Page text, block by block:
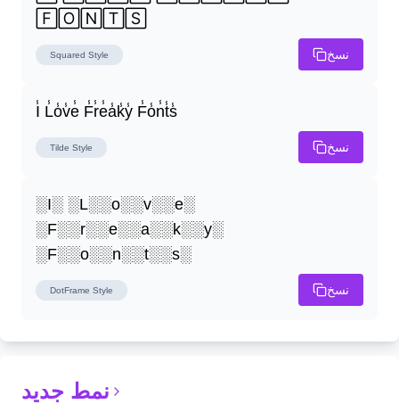
🄵🄾🄽🅃🅂
Squared Style نسخ
I̾ L̾o̾v̾e̾ F̾r̾e̾a̾k̾y̾ F̾o̾n̾t̾s̾
Tilde Style نسخ
░I░ ░L░░o░░v░░e░
░F░░r░░e░░a░░k░░y░
░F░░o░░n░░t░░s░
DotFrame Style نسخ
نمط جديد